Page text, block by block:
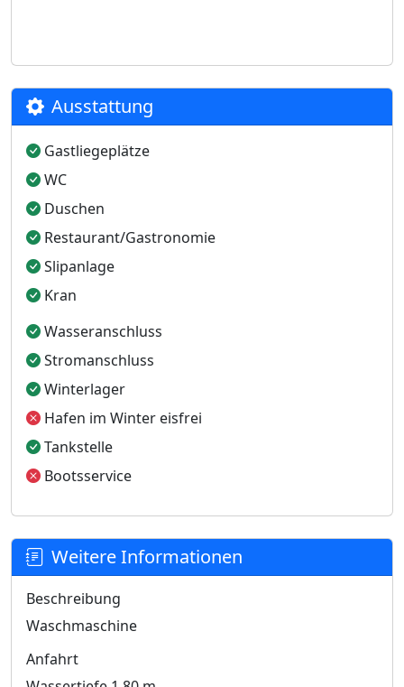
Ausstattung
Gastliegeplätze
WC
Duschen
Restaurant/Gastronomie
Slipanlage
Kran
Wasseranschluss
Stromanschluss
Winterlager
Hafen im Winter eisfrei
Tankstelle
Bootsservice
Weitere Informationen
Beschreibung
Waschmaschine
Anfahrt